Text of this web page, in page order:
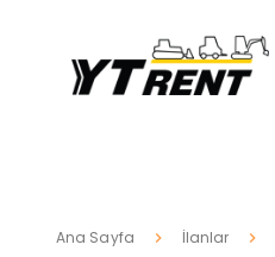
Ana Sayfa İlanlar